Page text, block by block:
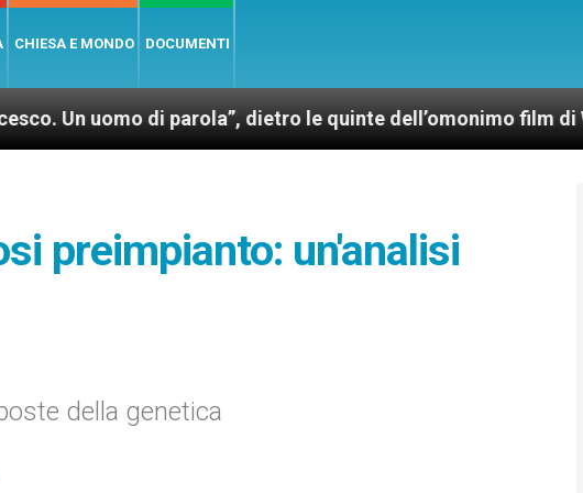
CHIESA E MONDO DOCUMENTI
di parola”, dietro le quinte dell’omonimo film di Wim Wenders
preimpianto: un'analisi
della genetica